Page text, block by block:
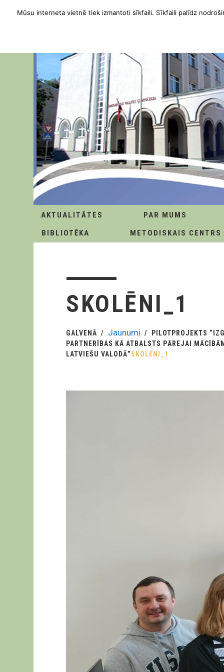
AKTUALITĀTES
PAR MUMS
BIBLIOTĒKA
METODISKAIS CENTRS
SKOLĒNI_1
GALVENĀ Jaunumi
PILOTPROJEKTS
PARTNERĪBAS KĀ ATBALSTS PĀREJAI
LATVIEŠU VALODĀ”SKOLĒNI_1
Mūsu interneta vietnē tiek izmantoti sīkfaili. Sīkfaili palīdz